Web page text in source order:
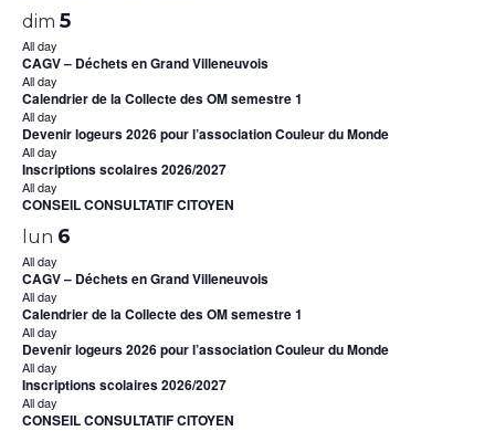
dim 5
All day
CAGV – Déchets en Grand Villeneuvois
All day
Calendrier de la Collecte des OM semestre 1
All day
Devenir logeurs 2026 pour l’association Couleur du Monde
All day
Inscriptions scolaires 2026/2027
All day
CONSEIL CONSULTATIF CITOYEN
lun 6
All day
CAGV – Déchets en Grand Villeneuvois
All day
Calendrier de la Collecte des OM semestre 1
All day
Devenir logeurs 2026 pour l’association Couleur du Monde
All day
Inscriptions scolaires 2026/2027
All day
CONSEIL CONSULTATIF CITOYEN